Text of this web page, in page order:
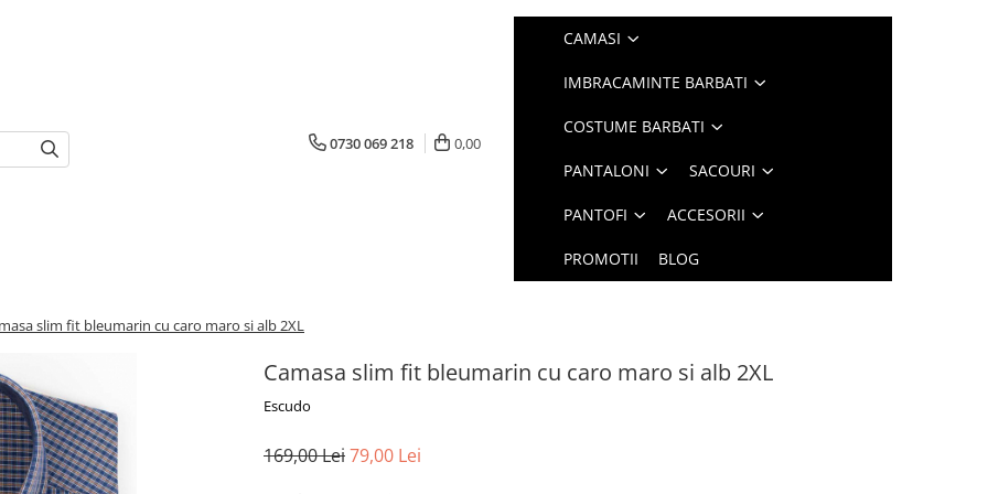
0730 069 218 0,00
CAMASI
IMBRACAMINTE BARBATI
COSTUME BARBATI
PANTALONI SACOURI
PANTOFI ACCESORII
PROMOTII BLOG
slim fit bleumarin cu caro maro si alb 2XL
Camasa slim fit bleumarin cu caro maro si alb 2XL
Escudo
169,00 Lei79,00 Lei